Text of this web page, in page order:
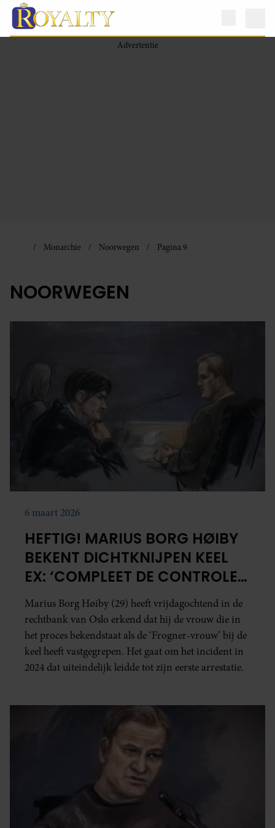
Monarchie Noorwegen Pagina 9
NOORWEGEN
6 maart 2026
HEFTIG! MARIUS BORG HØIBY
BEKENT DICHTKNIJPEN KEEL
EX: ‘COMPLEET DE CONTROLE
KWIJT’
Marius Borg Høiby (29) heeft vrijdagochtend in de
rechtbank van Oslo erkend dat hij de vrouw die in
het proces bekendstaat als de ‘Frogner-vrouw’ bij de
keel heeft vastgegrepen. Het gaat om het incident in
2024 dat uiteindelijk leidde tot zijn eerste arrestatie.